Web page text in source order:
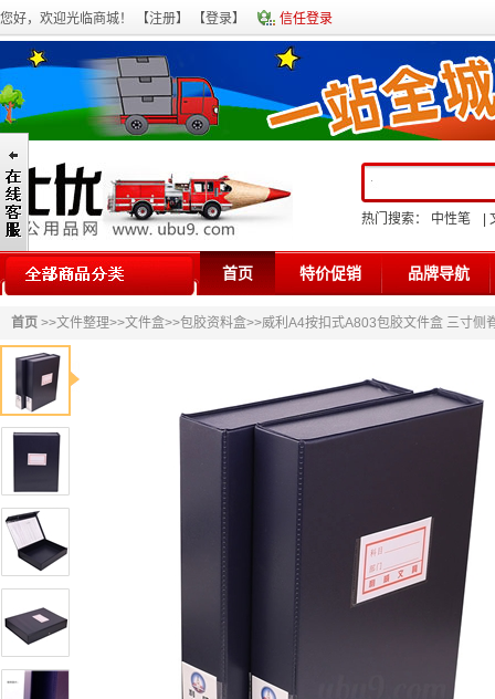
您好，欢迎光临商城！ 【注册】 【登录】 信任登录
热门搜索： 中性笔
首页 特价促销 品牌导航
首页 >>文件整理>>文件盒>>包胶资料盒>>威利A4按扣式A803包胶文件盒 三寸侧